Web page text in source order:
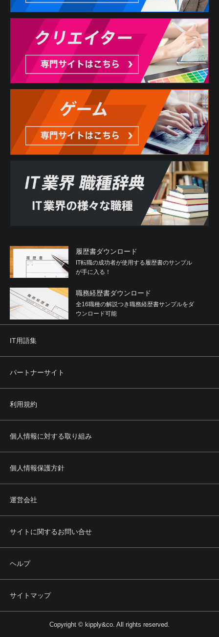
履歴書ダウンロード
IT転職の成功者が使用する履歴書のサンプル
が手に入る！
職務経歴書ダウンロード
全16職種の解説つき職務経歴書サンプルをダ
ウンロード可能
IT用語集
パートナーサイト
利用規約
個人情報に対する取り組み
個人情報保護方針
運営会社
サイトに関するお問い合せ
ヘルプ
サイトマップ
Copyright © kipply&co. All rights reserved.